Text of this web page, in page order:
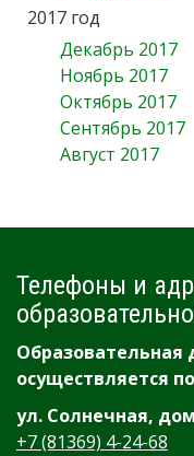
2017 год
Декабрь 2017
Ноябрь 2017
Октябрь 2017
Сентябрь 2017
Август 2017
Телефоны и
Образовательная
осуществляется
ул. Солнечная,
+7 (81369) 4-24-68